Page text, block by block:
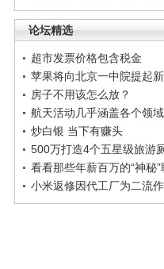
论坛精选
超市发票价格包含税金
苹果将向北京一中院提起
房子不用该怎么放？
航天活动几乎涵盖各个领域
炒白银 当下有赚头
500万打造4个五星级旅游
看看那些年薪百万的“神秘”
小米返修因代工厂为二流